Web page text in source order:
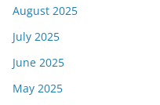
August 2025
July 2025
June 2025
May 2025